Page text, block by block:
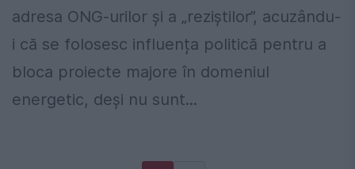
adresa ONG-urilor și a „reziștilor”, acuzându-
i că se folosesc influența politică pentru a
bloca proiecte majore în domeniul
energetic, deși nu sunt...